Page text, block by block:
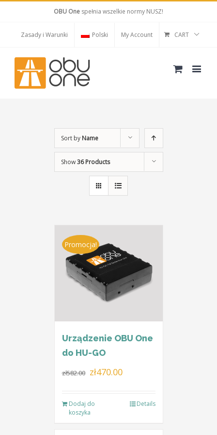
OBU One spełnia wszelkie normy NUSZ!
Zasady i Warunki Polski My Account CART
Sort by Name
Show36 Products
Promocja!
Urządzenie OBU One
do HU-GO
zł582.00 Pierwotna
zł582.00.
zł470.00Aktualna
Dodaj do
koszyka
Details